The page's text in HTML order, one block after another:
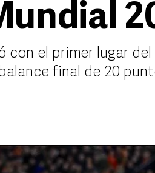
con el primer lugar
final de 20